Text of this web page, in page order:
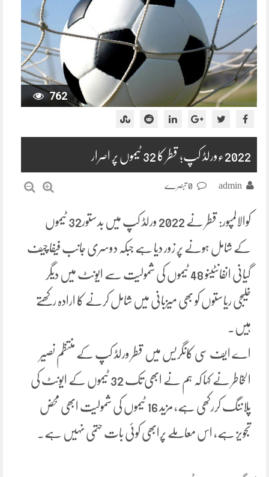
762
2022ءورلڈ کپ؛ قطر کا 32 ٹیموں پر اصرار
admin
کوالالمپور: قطر نے 2022 ورلڈ کپ میں بدستور32 ٹیموں
کے شامل ہونے پر زور دیا ہے جبکہ دوسری جانب فیفا چیف
گیانی انفانٹینو 48 ٹیموں کی شمولیت سے ایونٹ میں دیگر
خلیجی ریاستوں کو بھی میزبانی میں شامل کرنے کا ارادہ رکھتے
ہیں۔
اے ایف سی کانگریس میں قطر ورلڈ کپ کے منتظم نصیر
الخاطر نے کہا کہ ہم نے ابھی تک 32 ٹیموں کے ایونٹ کی
پلاننگ کررکھی ہے، مزید 16 ٹیموں کی شمولیت ابھی محض
تجویز ہے، اس معاملے پرابھی کوئی بات حتمی نہیں ہے۔